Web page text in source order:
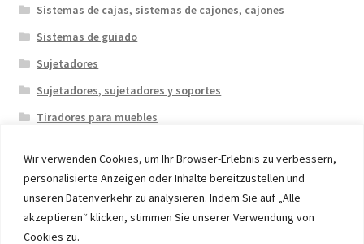
Wir verwenden Cookies, um Ihr Browser-Erlebnis zu verbessern,
personalisierte Anzeigen oder Inhalte bereitzustellen und
unseren Datenverkehr zu analysieren. Indem Sie auf „Alle
akzeptieren“ klicken, stimmen Sie unserer Verwendung von
Cookies zu.
Sistemas de cajas, sistemas de cajones, cajones
Sistemas de guiado
Sujetadores
Sujetadores, sujetadores y soportes
Tiradores para muebles
© 2026 Eruon Trade UG, Germany, member of the ERUON